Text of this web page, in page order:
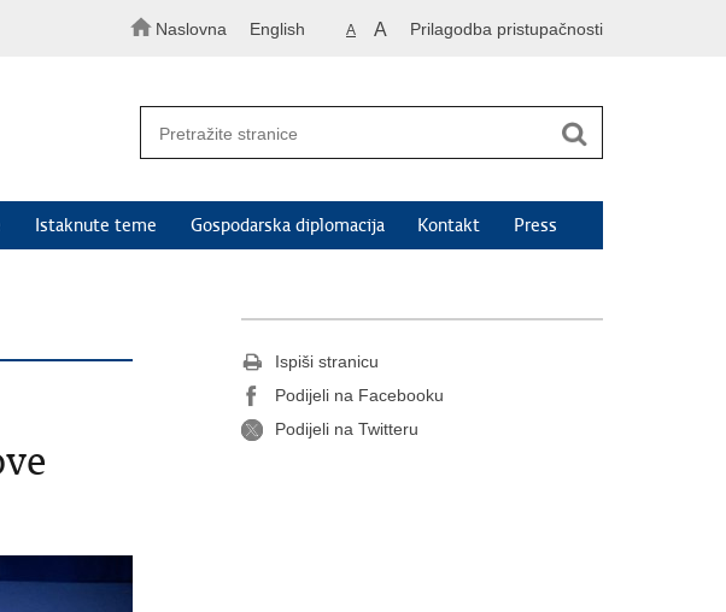
Naslovna English A A Prilagodba pristupačnosti
Istaknute teme Gospodarska diplomacija Kontakt Press
Ispiši stranicu
Podijeli na Facebooku
Podijeli na Twitteru